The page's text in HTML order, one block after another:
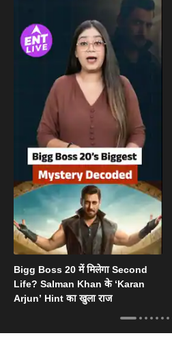
Bigg Boss 20 में मिलेगा Second
Life? Salman Khan के ‘Karan
Arjun’ Hint का खुला राज